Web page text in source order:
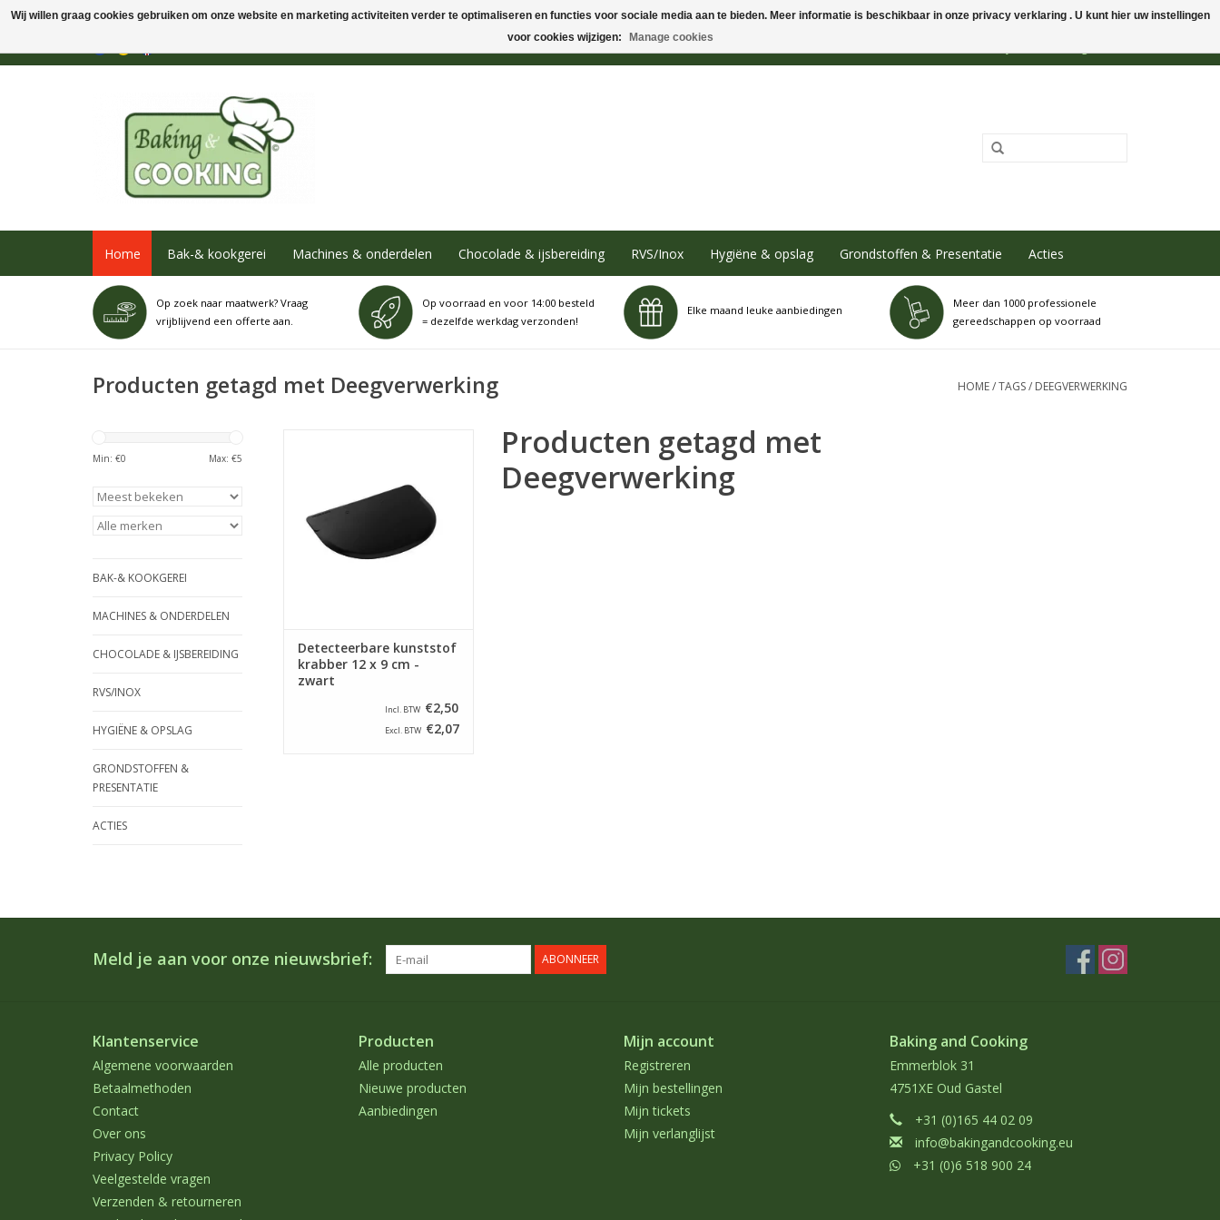
Home Bak-& kookgerei Machines & onderdelen Chocolade & ijsbereiding RVS/Inox Hygiëne & opslag Grondstoffen & Presentatie Acties
Op zoek naar maatwerk? Vraag
vrijblijvend een offerte aan.
Op voorraad en voor 14:00 besteld
= dezelfde werkdag verzonden!
Elke maand leuke aanbiedingen
Meer dan 1000 professionele
gereedschappen op voorraad
Producten getagd met Deegverwerking HOME/TAGS/ DEEGVERWERKING
Min: €0 Max: €5
BAK-& KOOKGEREI
MACHINES & ONDERDELEN
CHOCOLADE & IJSBEREIDING
RVS/INOX
HYGIËNE & OPSLAG
GRONDSTOFFEN &
PRESENTATIE
ACTIES
met metaaldraadjes zodat deze
detecteerbaar zijn in de
TOEVOEGEN AAN WINKELWAGEN
Detecteerbare kunststof
krabber 12 x 9 cm -
zwart
Incl. BTW €2,50
Excl. BTW €2,07
Producten getagd met
Deegverwerking
Meld je aan voor onze nieuwsbrief: ABONNEER
Klantenservice
Algemene voorwaarden
Betaalmethoden
Contact
Over ons
Privacy Policy
Veelgestelde vragen
Verzenden & retourneren
Producten
Alle producten
Nieuwe producten
Aanbiedingen
Mijn account
Registreren
Mijn bestellingen
Mijn tickets
Mijn verlanglijst
Baking and Cooking
Emmerblok 31
4751XE Oud Gastel
+31 (0)165 44 02 09
info@bakingandcooking.eu
+31 (0)6 518 900 24
Wij willen graag cookies gebruiken om onze website en marketing activiteiten verder te optimaliseren en functies voor sociale media aan te bieden. Meer informatie is beschikbaar in onze privacy verklaring . U kunt hier uw instellingen
voor cookies wijzigen:
Manage cookies